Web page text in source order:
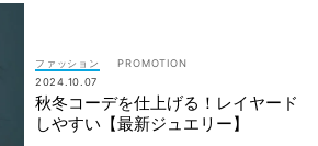
ファッション
2024.10.07
秋冬コーデを仕上げる！レイヤード
しやすい【最新ジュエリー】